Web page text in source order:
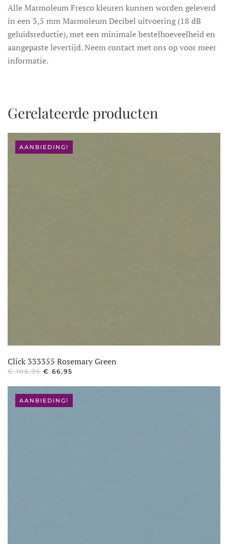
Alle Marmoleum Fresco kleuren kunnen worden geleverd
in een 3,5 mm Marmoleum Decibel uitvoering (18 dB
geluidsreductie), met een minimale bestelhoeveelheid en
aangepaste levertijd. Neem contact met ons op voor meer
informatie.
Gerelateerde producten
AANBIEDING!
Click 333355 Rosemary Green
€106,95 OORSPRONKELIJKE
€ 106,95.
€ 66,95
AANBIEDING!